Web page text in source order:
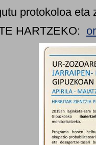
protokoloa eta
HARTZEKO: